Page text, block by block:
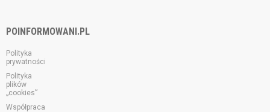
POINFORMOWANI.PL
Polityka
prywatności
Polityka
plików
„cookies”
Współpraca